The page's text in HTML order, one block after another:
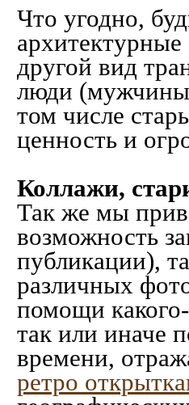
Что угодно,
другой вид
люди
том числе
ценность и
Коллажи,
Так же мы
возможность
публикации),
различных
помощи
так или иначе
времени,
ретро